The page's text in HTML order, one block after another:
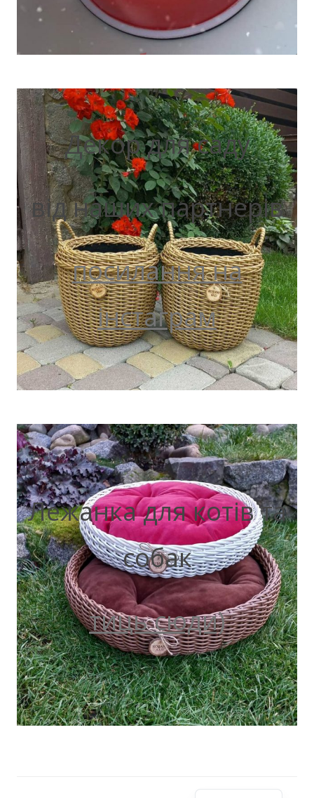
Декор для саду
від наших партнерів
посилання на
інстаграм
Лежанка для котів та
собак
тиць сюди)